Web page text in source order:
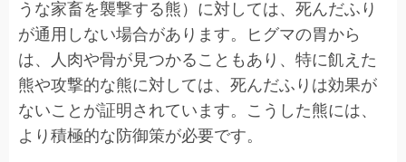
うな家畜を襲撃する熊）に対しては、死んだふり
が通用しない場合があります。ヒグマの胃から
は、人肉や骨が見つかることもあり、特に飢えた
熊や攻撃的な熊に対しては、死んだふりは効果が
ないことが証明されています。こうした熊には、
より積極的な防御策が必要です。